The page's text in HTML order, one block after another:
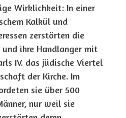
Wirklichkeit: In einer
Kalkül und
zerstörten die
ihre Handlanger mit
IV. das jüdische Viertel
der Kirche. Im
sie über 500
nur weil sie